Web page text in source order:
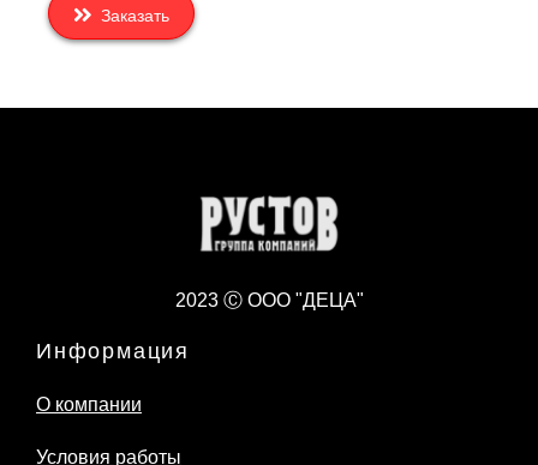
Заказать
2023 Ⓒ ООО "ДЕЦА"
Информация
О компании
Условия работы